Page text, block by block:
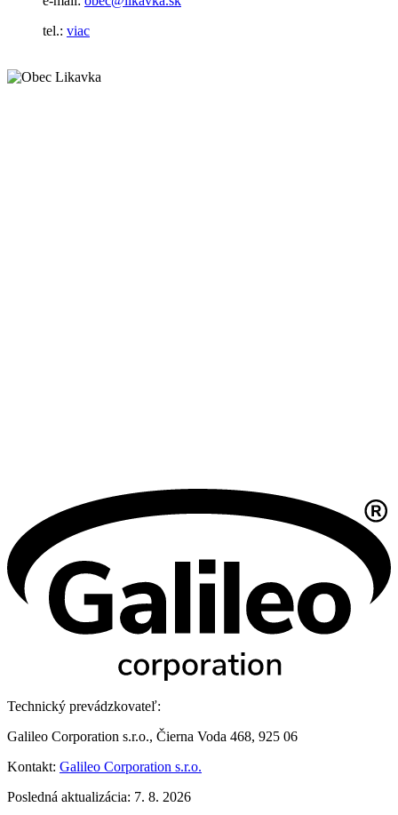
tel.: viac
Technický prevádzkovateľ:
Galileo Corporation s.r.o., Čierna Voda 468, 925 06
Kontakt: Galileo Corporation s.r.o.
Posledná aktualizácia: 7. 8. 2026